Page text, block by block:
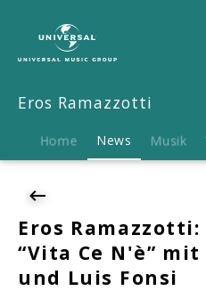
Ramazzotti
News
Eros
Album
mit
Alessia
Cara
und
Eros Ramazzotti
Home News Musik
Eros
“Vita Ce N'è”
und Luis Fonsi